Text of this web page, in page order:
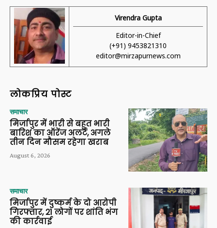
Virendra Gupta
Editor-in-Chief
(+91) 9453821310
editor@mirzapurnews.com
लोकप्रिय पोस्ट
समाचार
मिर्जापुर में भारी से बहुत भारी
बारिश का ऑरेंज अलर्ट, अगले
तीन दिन मौसम रहेगा खराब
August 6, 2026
समाचार
मिर्जापुर में दुष्कर्म के दो आरोपी
गिरफ्तार, 21 लोगों पर शांति भंग
की कार्रवाई